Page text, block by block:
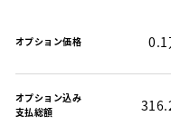
オプション価格 0.1
オプション込み
支払総額